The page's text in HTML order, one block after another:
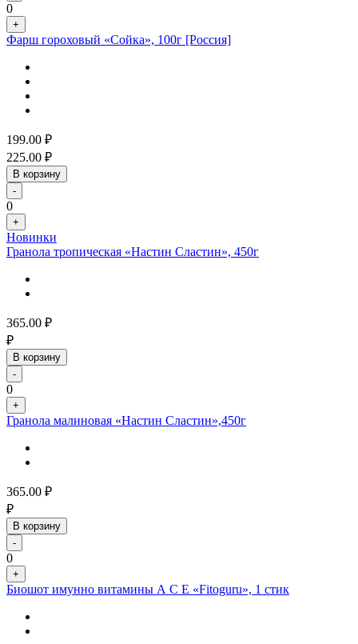
0
+
Фарш гороховый «Сойка», 100г [Россия]
199.00 ₽
225.00 ₽
В корзину
-
0
+
Новинки
Гранола тропическая «Настин Сластин», 450г
365.00 ₽
₽
В корзину
-
0
+
Гранола малиновая «Настин Сластин»,450г
365.00 ₽
₽
В корзину
-
0
+
Биошот имунно витамины А С Е «Fitoguru», 1 стик